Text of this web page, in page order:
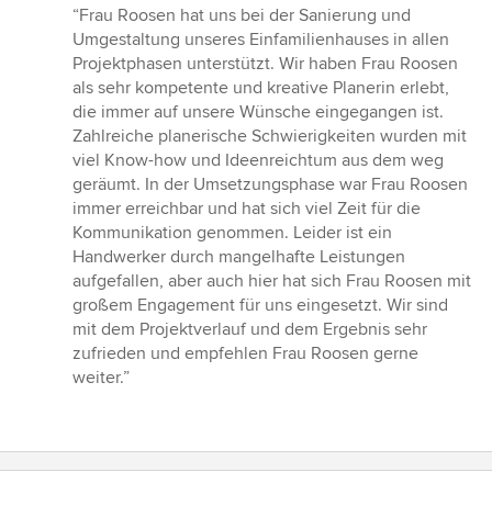
Bewertung:
5
von
5
Sternen
“Frau Roosen hat uns bei der Sanierung und
Umgestaltung unseres Einfamilienhauses in allen
Projektphasen unterstützt. Wir haben Frau Roosen
als sehr kompetente und kreative Planerin erlebt,
die immer auf unsere Wünsche eingegangen ist.
Zahlreiche planerische Schwierigkeiten wurden mit
viel Know-how und Ideenreichtum aus dem weg
geräumt. In der Umsetzungsphase war Frau Roosen
immer erreichbar und hat sich viel Zeit für die
Kommunikation genommen. Leider ist ein
Handwerker durch mangelhafte Leistungen
aufgefallen, aber auch hier hat sich Frau Roosen mit
großem Engagement für uns eingesetzt. Wir sind
mit dem Projektverlauf und dem Ergebnis sehr
zufrieden und empfehlen Frau Roosen gerne
weiter.”